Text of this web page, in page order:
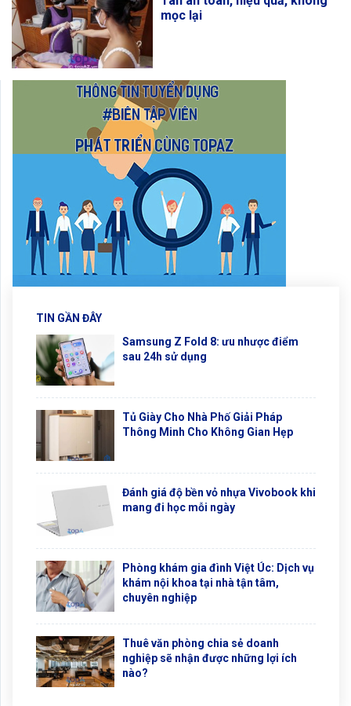
mọc lại
TIN GẦN ĐÂY
Samsung Z Fold 8: ưu nhược điểm
sau 24h sử dụng
Tủ Giày Cho Nhà Phố Giải Pháp
Thông Minh Cho Không Gian Hẹp
Đánh giá độ bền vỏ nhựa Vivobook khi
mang đi học mỗi ngày
Phòng khám gia đình Việt Úc: Dịch vụ
khám nội khoa tại nhà tận tâm,
chuyên nghiệp
Thuê văn phòng chia sẻ doanh
nghiệp sẽ nhận được những lợi ích
nào?